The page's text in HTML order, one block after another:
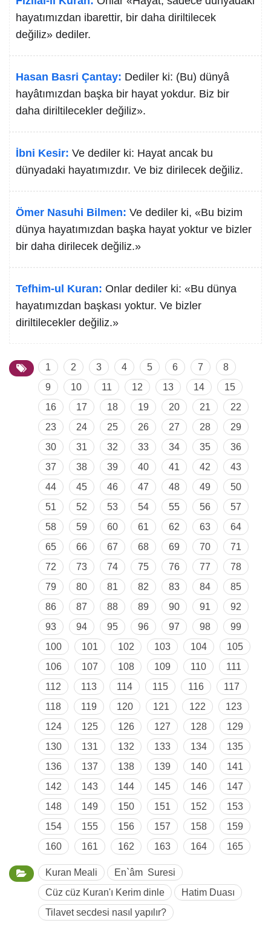
hayatımızdan ibarettir, bir daha diriltilecek
değiliz» dediler.
Hasan Basri Çantay: Dediler ki: (Bu) dünyâ
hayâtımızdan başka bir hayat yokdur. Biz bir
daha diriltilecekler değiliz».
İbni Kesir: Ve dediler ki: Hayat ancak bu
dünyadaki hayatımızdır. Ve biz dirilecek değiliz.
Ömer Nasuhi Bilmen: Ve dediler ki, «Bu bizim
dünya hayatımızdan başka hayat yoktur ve bizler
bir daha dirilecek değiliz.»
Tefhim-ul Kuran: Onlar dediler ki: «Bu dünya
hayatımızdan başkası yoktur. Ve bizler
diriltilecekler değiliz.»
1 2 3 4 5 6 7
8
9
10 11 12 13 14
15
16
17 18 19 20 21
22
23
24 25 26 27 28
29
30
31 32 33 34 35
36
37
38 39 40 41 42
43
44
45 46 47 48 49
50
51
52 53 54 55 56
57
58
59 60 61 62 63
64
65
66 67 68 69 70
71
72
73 74 75 76 77
78
79
80 81 82 83 84
85
86
87 88 89 90 91
92
93
94 95 96 97 98
99
100
101 102 103 104
105
106
107 108 109 110
111
112
113 114 115 116
117
118
119 120 121 122
123
124
125 126 127 128
129
130
131 132 133 134
135
136
137 138 139 140
141
142
143 144 145 146
147
148
149 150 151 152
153
154
155 156 157 158
159
160
161 162 163 164 165
Kuran Meali
En`âm Suresi
Cüz cüz Kuran'ı Kerim dinle
Hatim Duası
Tilavet secdesi nasıl yapılır?